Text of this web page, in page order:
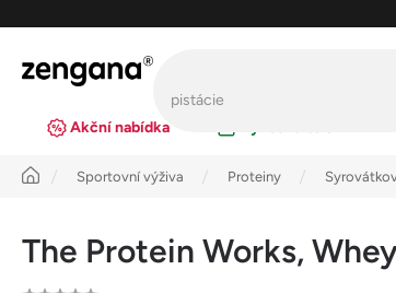
obsah
Akční nabídka
Úvod Sportovní výživa Proteiny
The Protein Works,